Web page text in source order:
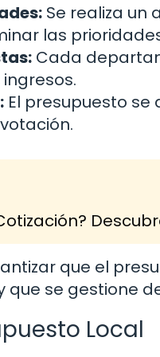
Se realiza un
las
Cada
El presupuesto
que el
que se gestione
Local